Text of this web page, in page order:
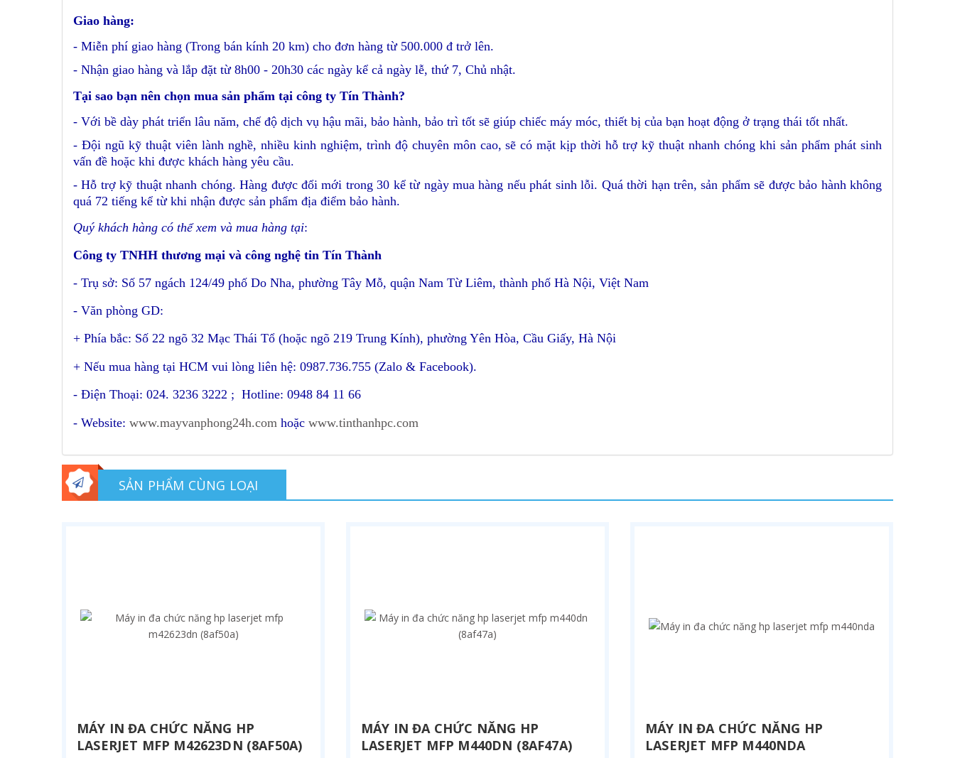
Giao hàng:
- Miễn phí giao hàng (Trong bán kính 20 km) cho đơn hàng từ 500.000 đ trở lên.
- Nhận giao hàng và lắp đặt từ 8h00 - 20h30 các ngày kể cả ngày lễ, thứ 7, Chủ nhật.
Tại sao bạn nên chọn mua sản phẩm tại công ty Tín Thành?
- Với bề dày phát triển lâu năm, chế độ dịch vụ hậu mãi, bảo hành, bảo trì tốt sẽ giúp chiếc máy móc, thiết bị của bạn hoạt động ở trạng thái tốt nhất.
- Đội ngũ kỹ thuật viên lành nghề, nhiều kinh nghiệm, trình độ chuyên môn cao, sẽ có mặt kịp thời hỗ trợ kỹ thuật nhanh chóng khi sản phẩm phát sinh
vấn đề hoặc khi được khách hàng yêu cầu.
- Hỗ trợ kỹ thuật nhanh chóng. Hàng được đổi mới trong 30 kể từ ngày mua hàng nếu phát sinh lỗi. Quá thời hạn trên, sản phẩm sẽ được bảo hành không
quá 72 tiếng kể từ khi nhận được sản phẩm địa điểm bảo hành.
Quý khách hàng có thể xem và mua hàng tại:
Công ty TNHH thương mại và công nghệ tin Tín Thành
- Trụ sở: Số 57 ngách 124/49 phố Do Nha, phường Tây Mỗ, quận Nam Từ Liêm, thành phố Hà Nội, Việt Nam
- Văn phòng GD:
+ Phía bắc: Số 22 ngõ 32 Mạc Thái Tổ (hoặc ngõ 219 Trung Kính), phường Yên Hòa, Cầu Giấy, Hà Nội
+ Nếu mua hàng tại HCM vui lòng liên hệ: 0987.736.755 (Zalo & Facebook).
- Điện Thoại: 024. 3236 3222 ; Hotline: 0948 84 11 66
- Website: www.mayvanphong24h.com hoặc www.tinthanhpc.com
SẢN PHẨM CÙNG LOẠI
MÁY IN ĐA CHỨC NĂNG HP
LASERJET MFP M42623DN (8AF50A)
MÁY IN ĐA CHỨC NĂNG HP
LASERJET MFP M440DN (8AF47A)
MÁY IN ĐA CHỨC NĂNG HP
LASERJET MFP M440NDA